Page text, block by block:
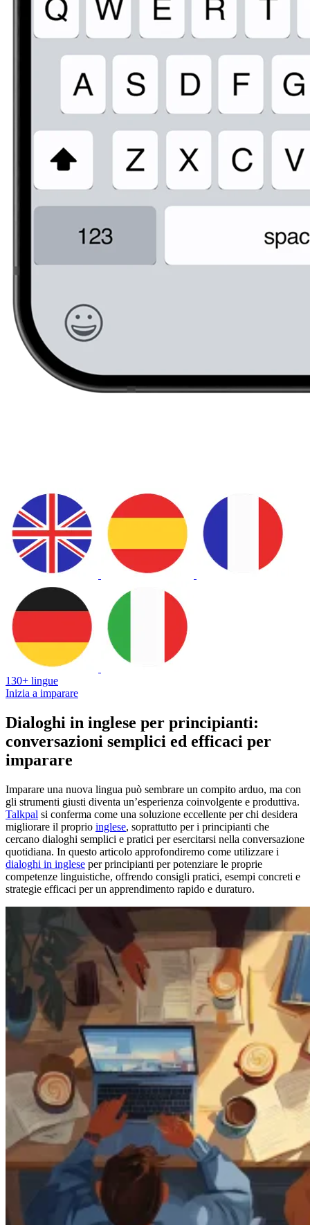
130+ lingue
Inizia a imparare
Dialoghi in inglese per principianti:
conversazioni semplici ed efficaci per
imparare
Imparare una nuova lingua può sembrare un compito arduo, ma con
gli strumenti giusti diventa un’esperienza coinvolgente e produttiva.
Talkpal si conferma come una soluzione eccellente per chi desidera
migliorare il proprio inglese, soprattutto per i principianti che
cercano dialoghi semplici e pratici per esercitarsi nella conversazione
quotidiana. In questo articolo approfondiremo come utilizzare i
dialoghi in inglese per principianti per potenziare le proprie
competenze linguistiche, offrendo consigli pratici, esempi concreti e
strategie efficaci per un apprendimento rapido e duraturo.